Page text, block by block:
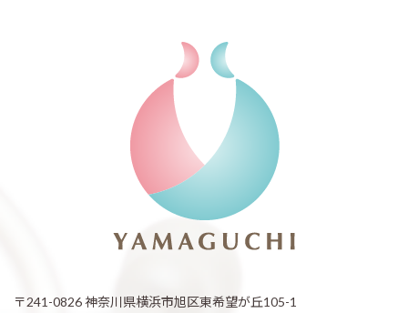
〒241-0826 神奈川県横浜市旭区東希望が丘105-1